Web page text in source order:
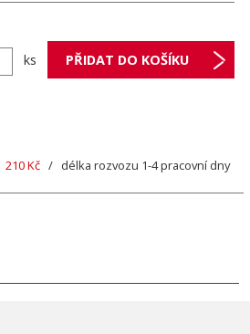
ks
210 Kč / délka rozvozu 1-4 pracovní dny